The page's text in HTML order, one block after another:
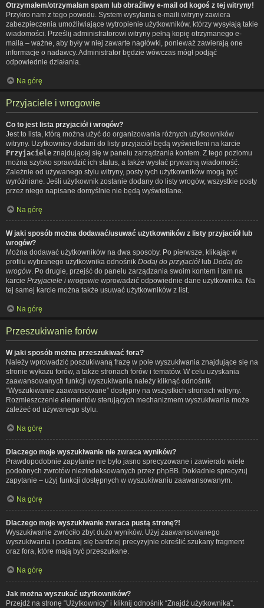
Otrzymałem/otrzymałam spam lub obraźliwy e-mail od kogoś z tej witryny!
Przykro nam z tego powodu. System wysyłania e-maili witryny zawiera
zabezpieczenia umożliwiające wytropienie użytkowników, którzy wysyłają takie
wiadomości. Prześlij administratorowi witryny pełną kopię otrzymanego e-
maila – ważne, aby były w niej zawarte nagłówki, ponieważ zawierają one
informacje o nadawcy. Administrator będzie wówczas mógł podjąć
odpowiednie działania.
Na górę
Przyjaciele i wrogowie
Co to jest lista przyjaciół i wrogów?
Jest to lista, którą można użyć do organizowania różnych użytkowników
witryny. Użytkownicy dodani do listy przyjaciół będą wyświetleni na karcie
Przyjaciele znajdującej się w panelu zarządzania kontem. Z tego poziomu
można szybko sprawdzić ich status, a także wysłać prywatną wiadomość.
Zależnie od używanego stylu witryny, posty tych użytkowników mogą być
wyróżniane. Jeśli użytkownik zostanie dodany do listy wrogów, wszystkie posty
przez niego napisane domyślnie nie będą wyświetlane.
Na górę
W jaki sposób można dodawać/usuwać użytkowników z listy przyjaciół lub
wrogów?
Można dodawać użytkowników na dwa sposoby. Po pierwsze, klikając w
profilu wybranego użytkownika odnośnik Dodaj do przyjaciół lub Dodaj do
wrogów . Po drugie, przejść do panelu zarządzania swoim kontem i tam na
karcie Przyjaciele i wrogowie wprowadzić odpowiednie dane użytkownika. Na
tej samej karcie można także usuwać użytkowników z list.
Na górę
Przeszukiwanie forów
W jaki sposób można przeszukiwać fora?
Należy wprowadzić poszukiwaną frazę w pole wyszukiwania znajdujące się na
stronie wykazu forów, a także stronach forów i tematów. W celu uzyskania
zaawansowanych funkcji wyszukiwania należy kliknąć odnośnik
“Wyszukiwanie zaawansowane” dostępny na wszystkich stronach witryny.
Rozmieszczenie elementów sterujących mechanizmem wyszukiwania może
zależeć od używanego stylu.
Na górę
Dlaczego moje wyszukiwanie nie zwraca wyników?
Prawdopodobnie zapytanie nie było jasno sprecyzowane i zawierało wiele
podobnych zwrotów niezindeksowanych przez phpBB. Dokładnie sprecyzuj
zapytanie – użyj funkcji dostępnych w wyszukiwaniu zaawansowanym.
Na górę
Dlaczego moje wyszukiwanie zwraca pustą stronę?!
Wyszukiwanie zwróciło zbyt dużo wyników. Użyj zaawansowanego
wyszukiwania i postaraj się bardziej precyzyjnie określić szukany fragment
oraz fora, które mają być przeszukane.
Na górę
Jak można wyszukać użytkowników?
Przejdź na stronę “Użytkownicy” i kliknij odnośnik “Znajdź użytkownika”.